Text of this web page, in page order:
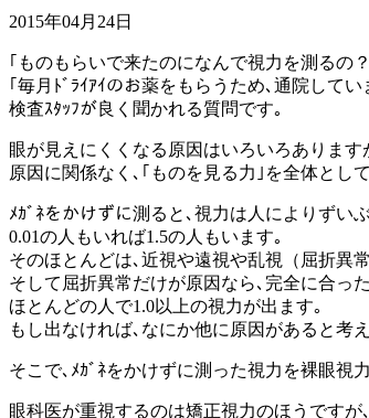
2015年04月24日
｢ものもらいで来たのになんで視力を測るの
｢毎月ﾄﾞﾗｲｱｲのお薬をもらうため､通院して
検査ｽﾀｯﾌが良く聞かれる質問です｡
眼が見えにくくなる原因はいろいろあります
原因に関係なく､｢ものを見る力｣を全体とし
ﾒｶﾞﾈをかけずに測ると､視力は人によりずい
0.01の人もいれば1.5の人もいます｡
そのほとんどは､近視や遠視や乱視（屈折異
そして屈折異常だけが原因なら､完全に合っ
ほとんどの人で1.0以上の視力が出ます｡
もし出なければ､なにか他に原因があると考
そこで､ﾒｶﾞﾈをかけずに測った視力を裸眼視
眼科医が重視するのは矯正視力のほうです